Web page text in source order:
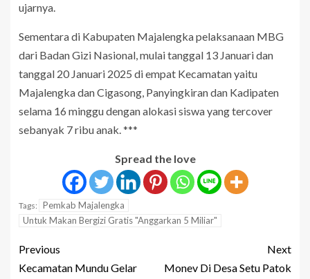
ujarnya.
Sementara di Kabupaten Majalengka pelaksanaan MBG
dari Badan Gizi Nasional, mulai tanggal 13 Januari dan
tanggal 20 Januari 2025 di empat Kecamatan yaitu
Majalengka dan Cigasong, Panyingkiran dan Kadipaten
selama 16 minggu dengan alokasi siswa yang tercover
sebanyak 7 ribu anak. ***
Spread the love
Tags: Pemkab Majalengka
Untuk Makan Bergizi Gratis "Anggarkan 5 Miliar"
Previous
Kecamatan Mundu Gelar
Next
Monev Di Desa Setu Patok